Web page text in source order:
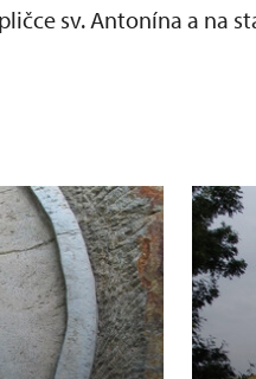
sv. Antonína a na